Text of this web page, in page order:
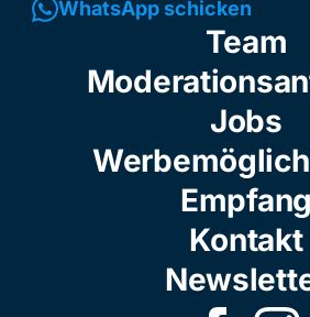
WhatsApp schicken
Team
Jobs
Empfang
Kontakt